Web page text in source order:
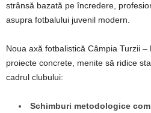
strânsă bazată pe încredere,
asupra fotbalului juvenil modern.
Noua axă fotbalistică Câmpia Turzii
proiecte concrete, menite să ridice
cadrul clubului:
Schimburi metodologice